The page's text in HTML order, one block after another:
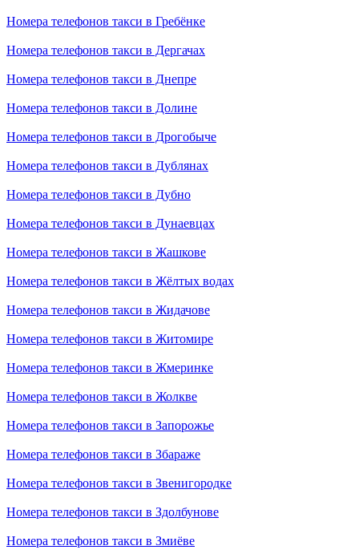
Номера телефонов такси в Гребёнке
Номера телефонов такси в Дергачах
Номера телефонов такси в Днепре
Номера телефонов такси в Долине
Номера телефонов такси в Дрогобыче
Номера телефонов такси в Дублянах
Номера телефонов такси в Дубно
Номера телефонов такси в Дунаевцах
Номера телефонов такси в Жашкове
Номера телефонов такси в Жёлтых водах
Номера телефонов такси в Жидачове
Номера телефонов такси в Житомире
Номера телефонов такси в Жмеринке
Номера телефонов такси в Жолкве
Номера телефонов такси в Запорожье
Номера телефонов такси в Збараже
Номера телефонов такси в Звенигородке
Номера телефонов такси в Здолбунове
Номера телефонов такси в Змиёве